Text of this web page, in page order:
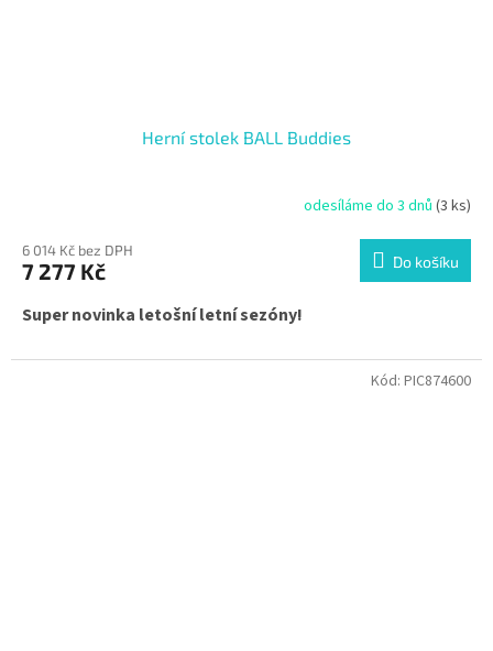
Herní stolek BALL Buddies
odesíláme do 3 dnů (3 ks)
6 014 Kč bez DPH
7 277 Kč Do košíku
Super novinka letošní letní sezóny!
Kód: PIC874600